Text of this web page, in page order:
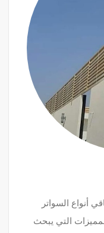
أنواع السواتر
التي يبحث